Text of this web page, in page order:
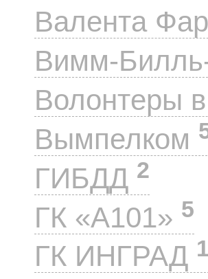
Валента
Вимм-
Волонтеры
Вымпелком
ГИБДД 2
ГК «А101» 5
ГК ИНГРАД 1